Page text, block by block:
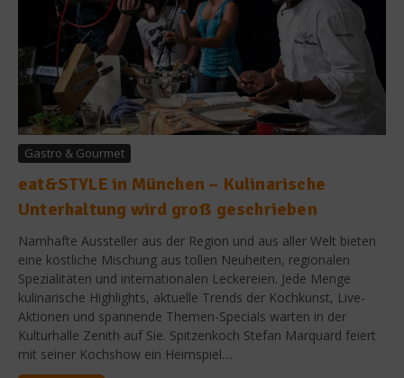
Gastro & Gourmet
eat&STYLE in München – Kulinarische
Unterhaltung wird groß geschrieben
Namhafte Aussteller aus der Region und aus aller Welt bieten
eine köstliche Mischung aus tollen Neuheiten, regionalen
Spezialitäten und internationalen Leckereien. Jede Menge
kulinarische Highlights, aktuelle Trends der Kochkunst, Live-
Aktionen und spannende Themen-Specials warten in der
Kulturhalle Zenith auf Sie. Spitzenkoch Stefan Marquard feiert
mit seiner Kochshow ein Heimspiel....